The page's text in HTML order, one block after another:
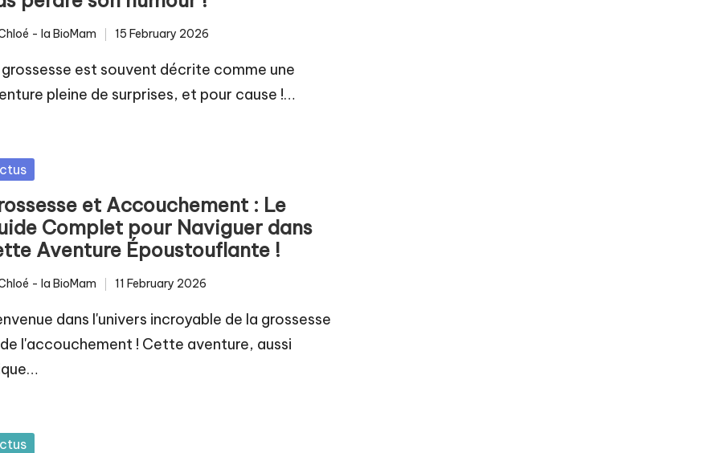
- la BioMam 15 February 2026
grossesse est souvent décrite comme une
pleine de surprises, et pour cause !…
et Accouchement : Le
Complet pour Naviguer dans
Aventure Époustouflante !
- la BioMam 11 February 2026
dans l'univers incroyable de la grossesse
l'accouchement ! Cette aventure, aussi